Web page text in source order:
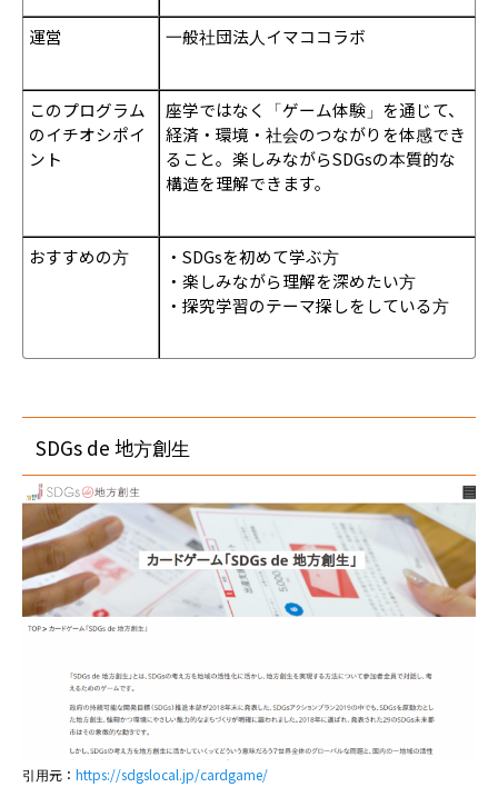
運営 一般社団法人イマココラボ
このプログラム
のイチオシポイ
ント
座学ではなく「ゲーム体験」を通じて、
経済・環境・社会のつながりを体感でき
ること。楽しみながらSDGsの本質的な
構造を理解できます。
おすすめの方
・SDGsを初めて学ぶ方
・楽しみながら理解を深めたい方
・探究学習のテーマ探しをしている方
SDGs de 地方創生
引用元： https://sdgslocal.jp/cardgame/